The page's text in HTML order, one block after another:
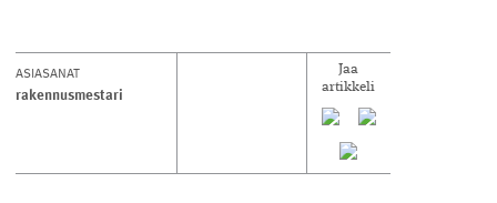
ASIASANAT
rakennusmestari
Jaa
artikkeli